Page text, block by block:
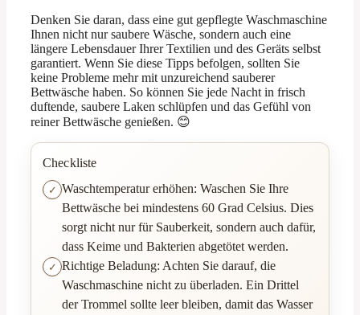
Denken Sie daran, dass eine gut gepflegte Waschmaschine
Ihnen nicht nur saubere Wäsche, sondern auch eine
längere Lebensdauer Ihrer Textilien und des Geräts selbst
garantiert. Wenn Sie diese Tipps befolgen, sollten Sie
keine Probleme mehr mit unzureichend sauberer
Bettwäsche haben. So können Sie jede Nacht in frisch
duftende, saubere Laken schlüpfen und das Gefühl von
reiner Bettwäsche genießen. 😊
Checkliste
Waschtemperatur erhöhen: Waschen Sie Ihre
Bettwäsche bei mindestens 60 Grad Celsius. Dies
sorgt nicht nur für Sauberkeit, sondern auch dafür,
dass Keime und Bakterien abgetötet werden.
Richtige Beladung: Achten Sie darauf, die
Waschmaschine nicht zu überladen. Ein Drittel
der Trommel sollte leer bleiben, damit das Wasser